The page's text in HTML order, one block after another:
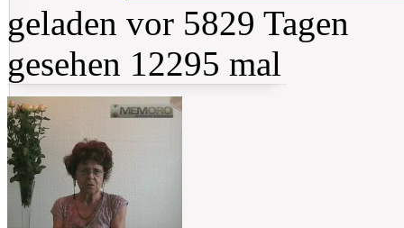
geladen vor 5829 Tagen
gesehen 12295 mal